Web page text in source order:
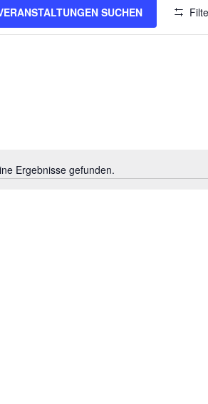
Hinweis
Ergebnisse gefunden.
SUCHEN